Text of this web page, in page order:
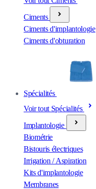
Ciments
Ciments d'implantologie
Ciments d'obturation
Spécialités
Voir tout Spécialités
Implantologie
Biométrie
Bistouris électriques
Irrigation / Aspiration
Kits d'implantologie
Membranes